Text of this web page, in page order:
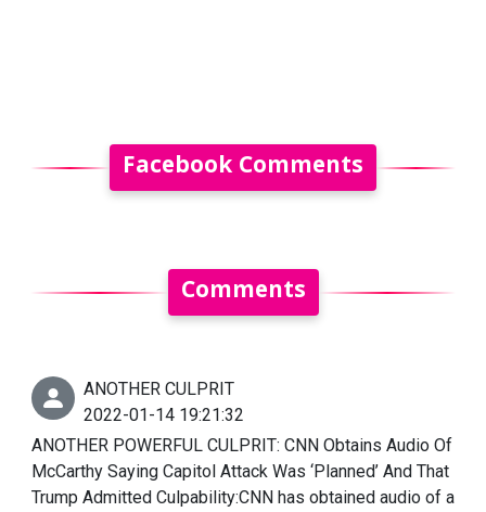
Facebook Comments
Comments
ANOTHER CULPRIT
2022-01-14 19:21:32
ANOTHER POWERFUL CULPRIT: CNN Obtains Audio Of
McCarthy Saying Capitol Attack Was ‘Planned’ And That
Trump Admitted Culpability:CNN has obtained audio of a